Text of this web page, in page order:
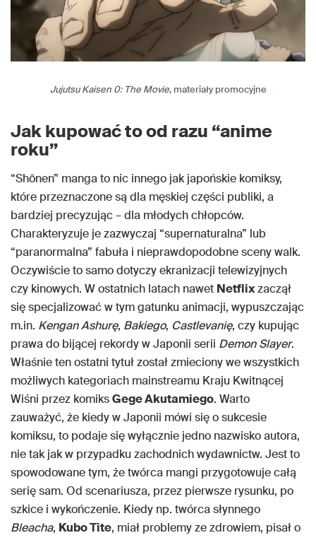
Jujutsu Kaisen 0: The Movie, materiały promocyjne
Jak kupować to od razu “anime
roku”
“Shōnen” manga to nic innego jak japońskie komiksy,
które przeznaczone są dla męskiej części publiki, a
bardziej precyzując – dla młodych chłopców.
Charakteryzuje je zazwyczaj “supernaturalna” lub
“paranormalna” fabuła i nieprawdopodobne sceny walk.
Oczywiście to samo dotyczy ekranizacji telewizyjnych
czy kinowych. W ostatnich latach nawet Netflixzaczął
się specjalizować w tym gatunku animacji, wypuszczając
m.in. Kengan Ashurę, Bakiego, Castlevanię, czy kupując
prawa do bijącej rekordy w Japonii serii Demon Slayer.
Właśnie ten ostatni tytuł został zmieciony we wszystkich
możliwych kategoriach mainstreamu Kraju Kwitnącej
Wiśni przez komiksGege Akutamiego. Warto
zauważyć, że kiedy w Japonii mówi się o sukcesie
komiksu, to podaje się wyłącznie jedno nazwisko autora,
nie tak jak w przypadku zachodnich wydawnictw. Jest to
spowodowane tym, że twórca mangi przygotowuje całą
serię sam. Od scenariusza, przez pierwsze rysunku, po
szkice i wykończenie. Kiedy np. twórca słynnego
Bleacha, Kubo Tite, miał problemy ze zdrowiem, pisał o